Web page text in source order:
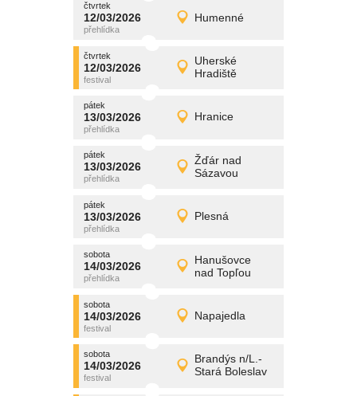
čtvrtek
12/03/2026 Humenné
čtvrtek
12/03/2026 Detail
promítání
čtvrtek
12/03/2026
Uherské
Hradiště
čtvrtek
12/03/2026 Detail
promítání
pátek
13/03/2026 Hranice
pátek
13/03/2026 Detail
promítání
pátek
13/03/2026
Žďár nad
Sázavou
pátek
13/03/2026 Detail
promítání
pátek
13/03/2026 Plesná
pátek
13/03/2026 Detail
promítání
sobota
14/03/2026
Hanušovce
nad Topľou
sobota
14/03/2026 Detail
promítání
sobota
14/03/2026 Napajedla
sobota
14/03/2026 Detail
promítání
sobota
14/03/2026
Brandýs n/L.-
Stará Boleslav
sobota
14/03/2026 Detail
promítání